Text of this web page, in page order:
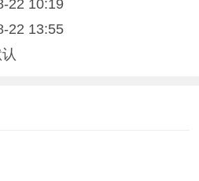
22 10:19
22 13:55